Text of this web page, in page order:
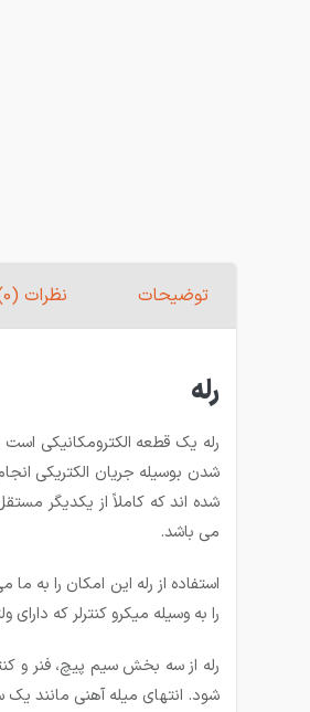
توضیحات نظرات (0)
رله
رله یک قطعه الکترومکانیکی
شدن بوسیله جریان الکتریکی
شده ­اند که کاملاً از یکدیگر
می ­باشد.
را به وسیله میکرو کنترلر که دارای ولتاژ ۵ ولت است بدون هرگونه اتصال فیزیکی بین آنها راه
رله از سه بخش سیم پیچ، فنر
شود. انتهای میله آهنی مانند یک